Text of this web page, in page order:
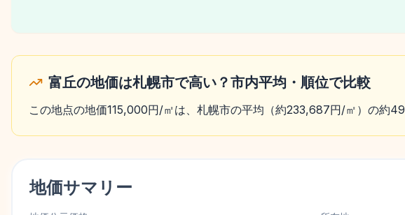
富丘の地価は札幌市で高い？市内平均・順位で比較
この地点の地価115,000円/㎡は、札幌市の平均（約233,687円/㎡）の約
地価サマリー